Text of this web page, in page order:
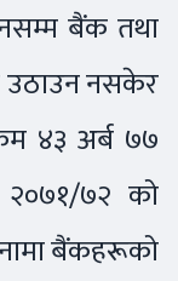
बैंक तथा
उठाउन नसकेर
४३ अर्ब ७७
७२ को
बैंकहरूको